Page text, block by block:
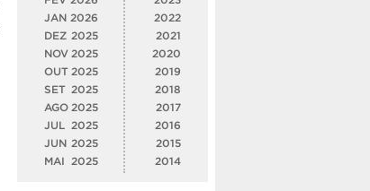
JAN 2026
DEZ 2025
NOV 2025
OUT 2025
SET 2025
AGO 2025
JUL
2025
JUN 2025
MAI
2025
2022
2021
2020
2019
2018
2017
2016
2015
2014